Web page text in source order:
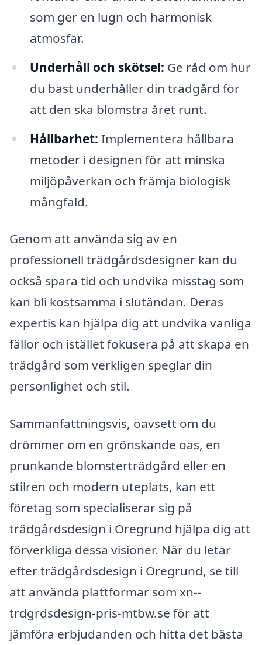
som ger en lugn och harmonisk
atmosfär.
Underhåll och skötsel: Ge råd om hur
du bäst underhåller din trädgård för
att den ska blomstra året runt.
Hållbarhet: Implementera hållbara
metoder i designen för att minska
miljöpåverkan och främja biologisk
mångfald.
Genom att använda sig av en
professionell trädgårdsdesigner kan du
också spara tid och undvika misstag som
kan bli kostsamma i slutändan. Deras
expertis kan hjälpa dig att undvika vanliga
fällor och istället fokusera på att skapa en
trädgård som verkligen speglar din
personlighet och stil.
Sammanfattningsvis, oavsett om du
drömmer om en grönskande oas, en
prunkande blomsterträdgård eller en
stilren och modern uteplats, kan ett
företag som specialiserar sig på
trädgårdsdesign i Öregrund hjälpa dig att
förverkliga dessa visioner. När du letar
efter trädgårdsdesign i Öregrund, se till
att använda plattformar som xn--
trdgrdsdesign-pris-mtbw.se för att
jämföra erbjudanden och hitta det bästa